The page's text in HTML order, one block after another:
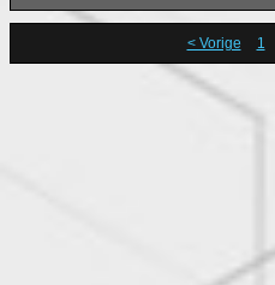
< Vorige 1